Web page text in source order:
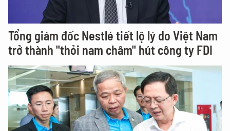
Tổng giám đốc Nestlé tiết lộ lý do Việt Nam
trở thành "thỏi nam châm" hút công ty FDI